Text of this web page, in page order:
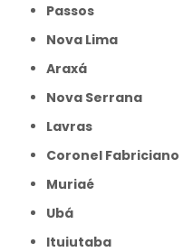
Passos
Nova Lima
Araxá
Nova Serrana
Lavras
Coronel Fabriciano
Muriaé
Ubá
Ituiutaba